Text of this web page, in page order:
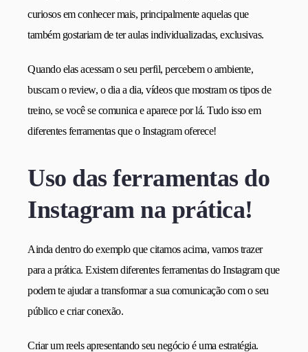
curiosos em conhecer mais, principalmente aquelas que
também gostariam de ter aulas individualizadas, exclusivas.
Quando elas acessam o seu perfil, percebem o ambiente,
buscam o review, o dia a dia, vídeos que mostram os tipos de
treino, se você se comunica e aparece por lá. Tudo isso em
diferentes ferramentas que o Instagram oferece!
Uso das ferramentas do
Instagram na prática!
Ainda dentro do exemplo que citamos acima, vamos trazer
para a prática. Existem diferentes ferramentas do Instagram que
podem te ajudar a transformar a sua comunicação com o seu
público e criar conexão.
Criar um reels apresentando seu negócio é uma estratégia.